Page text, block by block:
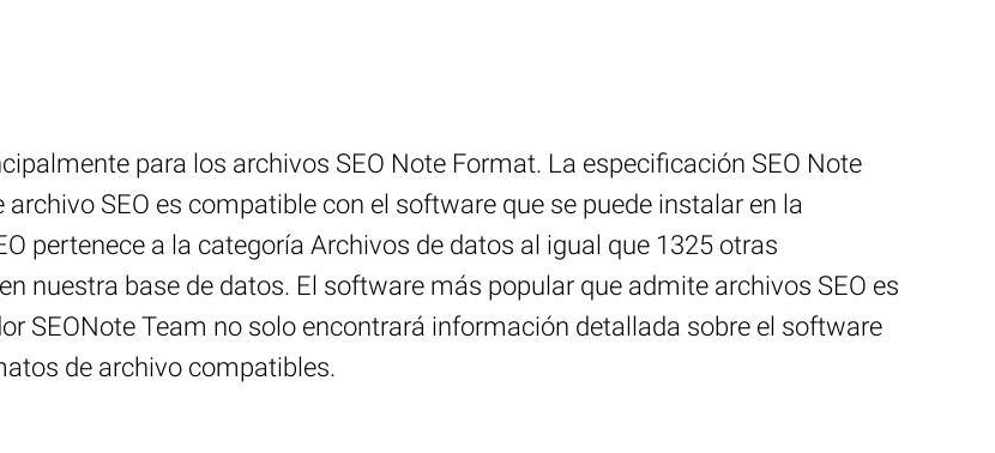
para los archivos SEO Note Format. La especificación SEO Note
SEO es compatible con el software que se puede instalar en la
pertenece a la categoría Archivos de datos al igual que 1325 otras
nuestra base de datos. El software más popular que admite archivos SEO es
SEONote Team no solo encontrará información detallada sobre el software
de archivo compatibles.